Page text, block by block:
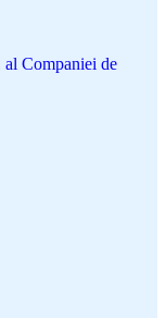
Companiei de